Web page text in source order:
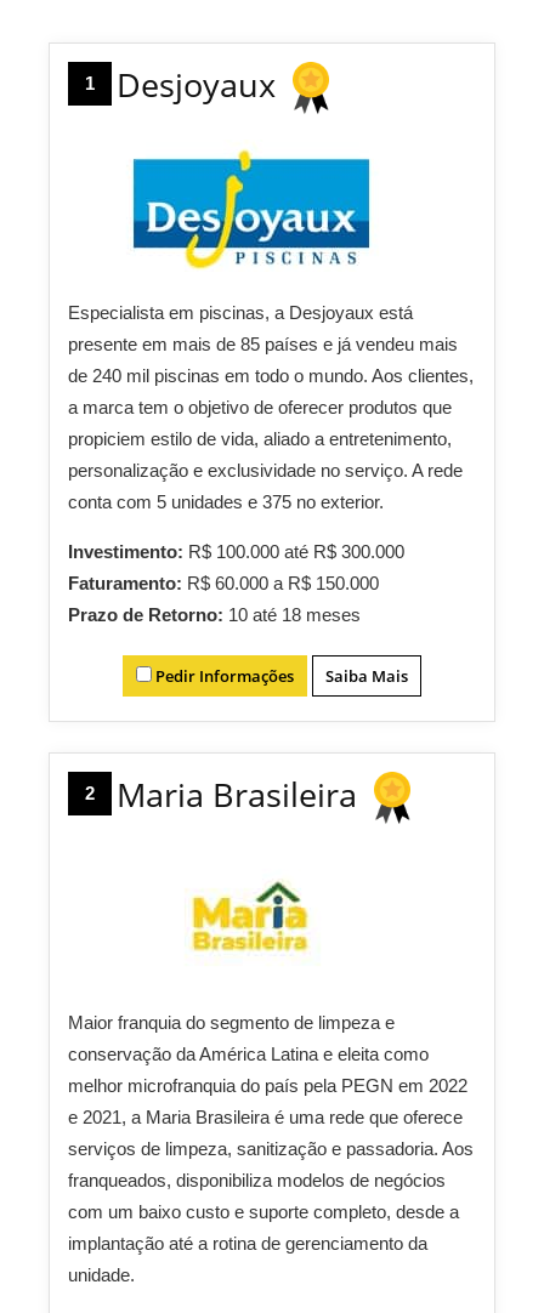
1 Desjoyaux
Especialista em piscinas, a Desjoyaux está
presente em mais de 85 países e já vendeu mais
de 240 mil piscinas em todo o mundo. Aos clientes,
a marca tem o objetivo de oferecer produtos que
propiciem estilo de vida, aliado a entretenimento,
personalização e exclusividade no serviço. A rede
conta com 5 unidades e 375 no exterior.
Investimento: R$ 100.000 até R$ 300.000
Faturamento: R$ 60.000 a R$ 150.000
Prazo de Retorno: 10 até 18 meses
Pedir Informações Saiba Mais
2 Maria Brasileira
Maior franquia do segmento de limpeza e
conservação da América Latina e eleita como
melhor microfranquia do país pela PEGN em 2022
e 2021, a Maria Brasileira é uma rede que oferece
serviços de limpeza, sanitização e passadoria. Aos
franqueados, disponibiliza modelos de negócios
com um baixo custo e suporte completo, desde a
implantação até a rotina de gerenciamento da
unidade.